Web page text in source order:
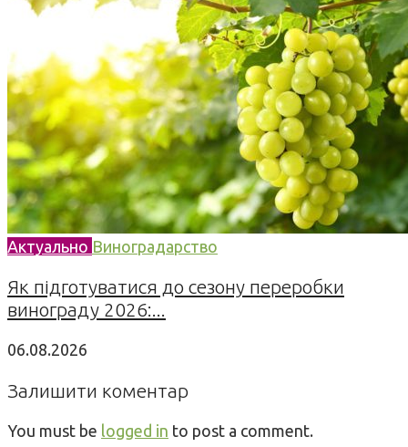
Актуально Виноградарство
Як підготуватися до сезону переробки
винограду 2026:...
06.08.2026
Залишити коментар
You must be logged in to post a comment.